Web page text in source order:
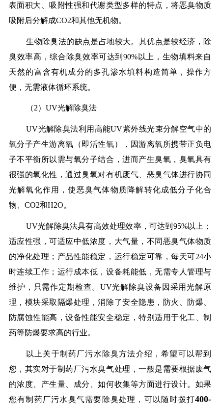
表面积大、吸附性强和代谢类型多样的特点，将恶臭物质
吸附后分解成CO2和其他无机物。
生物除臭法的缺点是占地较大。其优点是较经济，除
臭效率高，综合除臭效率可达到90%以上，生物填料来自
天然的富含有机成分的多孔渗水填料构造简单，操作方
便，无需液体循环系统。
（2）UV光解除臭法
UV光解除臭法利用高能UV紫外线光束分解空气中的
氧分子产生游离氧（即活性氧），因游离氧所携带正负电
子不平衡所以需与氧分子结合，进而产生臭氧，臭氧具有
很强的氧化性，通过臭氧对有机废气、恶臭气体进行协同
光解氧化作用，使恶臭气体物质降解转化成低分子化合
物、CO2和H2O。
UV光解除臭法具有高效处理效率，可达到95%以上；
适应性强，可适应中低浓度，大气量，不同恶臭气体物质
的净化处理；产品性能稳定，运行稳定可靠，每天可24小
时连续工作；运行成本低，设备耗能低，无需专人管理与
维护，只需作定期检查。UV光解除臭设备因采用光解原
理，模块采取隔爆处理，消除了安全隐患，防火、防爆、
防腐蚀性能高，设备性能安全稳定，特别适用于化工、制
药等防爆要求高的行业。
以上关于制药厂污水除臭方法介绍，希望可以帮到
您，其实对于制药厂污水臭气处理，一般是需要根据废气
的浓度、产生量、成分、如何收集等方面进行设计。如果
您有制药厂污水臭气需要除臭处理，可以随时拨打400-